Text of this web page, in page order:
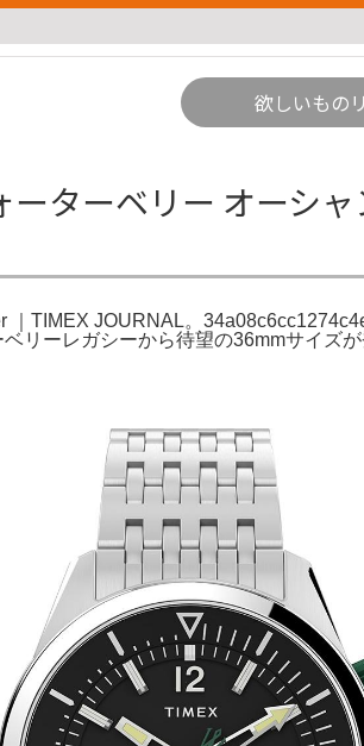
欲しいもの
ターベリー オーシャ
TIMEX JOURNAL。
リーレガシーから待望の36mmサイズ